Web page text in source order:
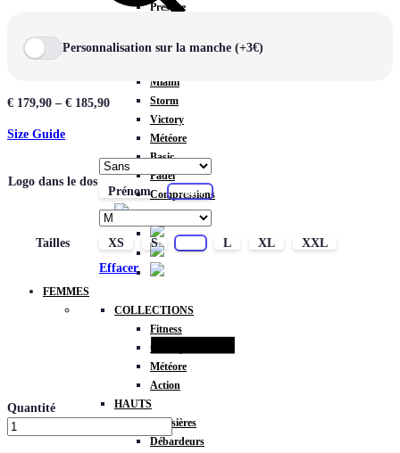
Prestige
TA Court
Miami
Storm
Victory
Météore
Basic
Padel
Compressions
FEMMES
COLLECTIONS
Fitness
Gravity
Météore
Action
HAUTS
Brassières
Débardeurs
Personnalisation sur la manche (+3€)
€ 179,90 – € 185,90
Size Guide
Logo dans le dos
Prénom Sans
Tailles XS S L XL
XXL
Effacer
Quantité